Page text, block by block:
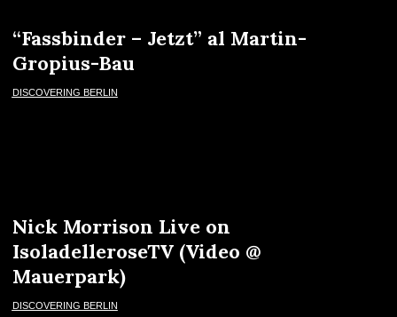
“Fassbinder – Jetzt” al Martin-
Gropius-Bau
DISCOVERING BERLIN
Nick Morrison Live on
IsoladelleroseTV (Video @
Mauerpark)
DISCOVERING BERLIN